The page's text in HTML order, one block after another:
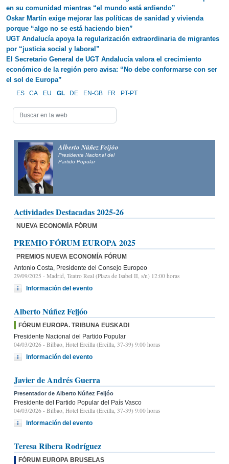
en su comunidad mientras “el mundo está ardiendo”
Oskar Martín exige mejorar las políticas de sanidad y vivienda
porque “algo no se está haciendo bien”
UGT Andalucía apoya la regularización extraordinaria de migrantes
por “justicia social y laboral”
El Secretario General de UGT Andalucía valora el crecimiento
económico de la región pero avisa: “No debe conformarse con ser
el sol de Europa”
ES CA EU GL DE EN-GB FR PT-PT
Alberto Núñez Feijóo
Presidente Nacional del
Partido Popular
Actividades Destacadas 2025-26
NUEVA ECONOMÍA FÓRUM
PREMIO FÓRUM EUROPA 2025
PREMIOS NUEVA ECONOMÍA FÓRUM
Antonio Costa, Presidente del Consejo Europeo
29/09/2025 - Madrid, Teatro Real (Plaza de Isabel II, s/n) 12:00 horas
Información del evento
Alberto Núñez Feijóo
FÓRUM EUROPA. TRIBUNA EUSKADI
Presidente Nacional del Partido Popular
04/03/2026 - Bilbao, Hotel Ercilla (Ercilla, 37-39) 9:00 horas
Información del evento
Javier de Andrés Guerra
Presentador de Alberto Núñez Feijóo
Presidente del Partido Popular del País Vasco
04/03/2026 - Bilbao, Hotel Ercilla (Ercilla, 37-39) 9:00 horas
Información del evento
Teresa Ribera Rodríguez
FÓRUM EUROPA BRUSELAS